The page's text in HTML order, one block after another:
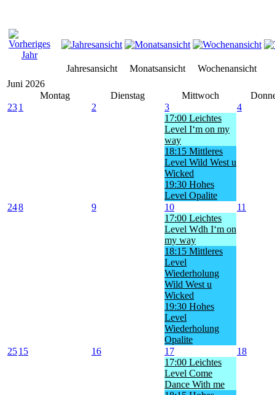
Jahresansicht Monatsansicht
Wochenansicht
Juni 2026
Montag
Dienstag Mittwoch
231 2
3
17:00 Leichtes
Level I‘m on my
way
18:15 Mittleres
Level Wild West u
Wicked
19:30 Hohes
Level Opalite
4
248 9
10
17:00 Leichtes
Level Wdh I‘m on
my way
18:15 Mittleres
Level
Wiederholung
Wild West u
Wicked
19:30 Hohes
Level
Wiederholung
Opalite
11
2515 16
17
17:00 Leichtes
Level Come
Dance With me
18